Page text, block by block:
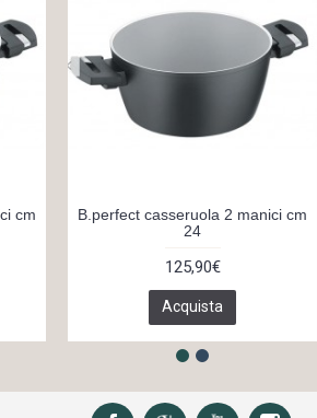
cm
B.perfect casseruola 2 manici cm
24
125,90€
Acquista